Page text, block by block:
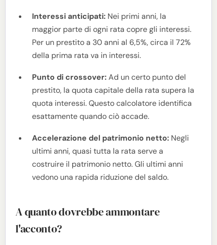
Interessi anticipati: Nei primi anni, la
maggior parte di ogni rata copre gli interessi.
Per un prestito a 30 anni al 6,5%, circa il 72%
della prima rata va in interessi.
Punto di crossover:Ad un certo punto del
prestito, la quota capitale della rata supera la
quota interessi. Questo calcolatore identifica
esattamente quando ciò accade.
Accelerazione del patrimonio netto: Negli
ultimi anni, quasi tutta la rata serve a
costruire il patrimonio netto. Gli ultimi anni
vedono una rapida riduzione del saldo.
A quanto dovrebbe ammontare
l'acconto?